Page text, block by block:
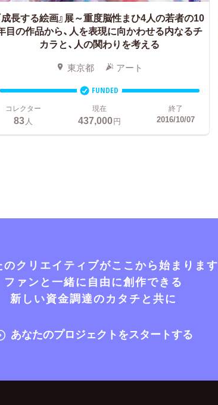
成長する絵画』展～重度脳性まひ4人の若者の10
目の作品から、人を表現に向かわせる内なるチ
カラと、人の関わりを考える
東京都 アート
FUNDED
コレクター
83人
現在
437,000円
終了
2016/10/07
のクリエイティブがここから始まります
ファンと一緒に自由に創作できる
新しい資金調達のカタチと共に
あなたのプロジェクトをスタートする